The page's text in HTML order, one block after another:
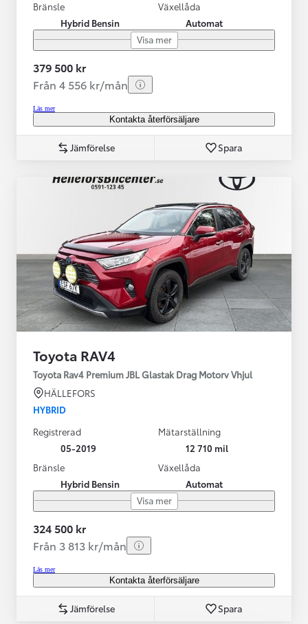
Bränsle
Hybrid Bensin
Växellåda
Automat
Visa mer
379 500 kr
Från 4 556 kr/mån
Läs mer
Kontakta återförsäljare
Jämförelse Spara
Toyota RAV4
Toyota Rav4 Premium JBL Glastak Drag Motorv Vhjul
HÄLLEFORS
HYBRID
Registrerad
05-2019
Mätarställning
12 710 mil
Bränsle
Hybrid Bensin
Växellåda
Automat
Visa mer
324 500 kr
Från 3 813 kr/mån
Läs mer
Kontakta återförsäljare
Jämförelse Spara